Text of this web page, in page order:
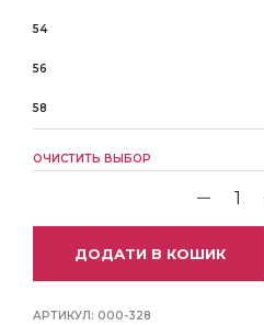
54
56
58
ОЧИСТИТЬ ВЫБОР
ДОДАТИ В КОШИК
АРТИКУЛ: 000-328